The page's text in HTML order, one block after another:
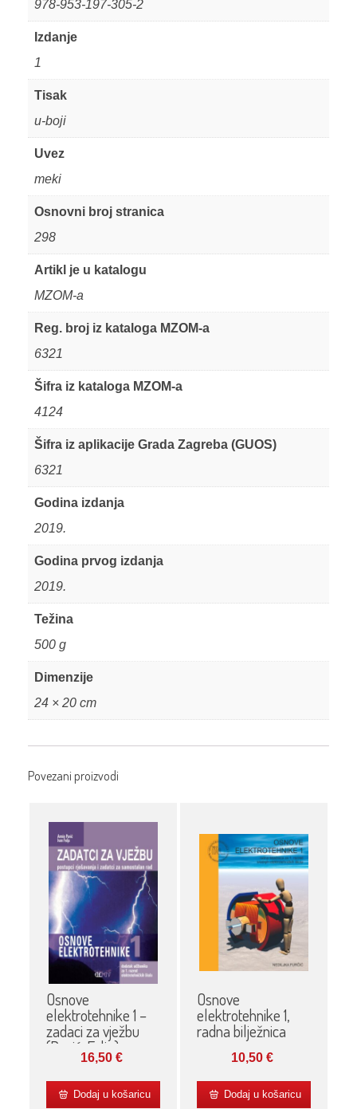
978-953-197-305-2
Izdanje
1
Tisak
u-boji
Uvez
meki
Osnovni broj stranica
298
Artikl je u katalogu
MZOM-a
Reg. broj iz kataloga MZOM-a
6321
Šifra iz kataloga MZOM-a
4124
Šifra iz aplikacije Grada Zagreba (GUOS)
6321
Godina izdanja
2019.
Godina prvog izdanja
2019.
Težina
500 g
Dimenzije
24 × 20 cm
Povezani proizvodi
Osnove
elektrotehnike 1 –
zadaci za vježbu
(Pavić, Felja)
16,50€
Dodaj u košaricu
Osnove
elektrotehnike 1,
radna bilježnica
10,50€
Dodaj u košaricu